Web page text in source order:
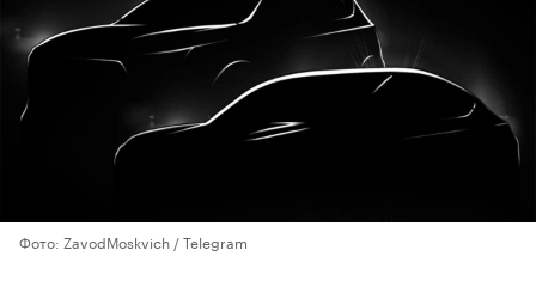
Фото: ZavodMoskvich / Telegram